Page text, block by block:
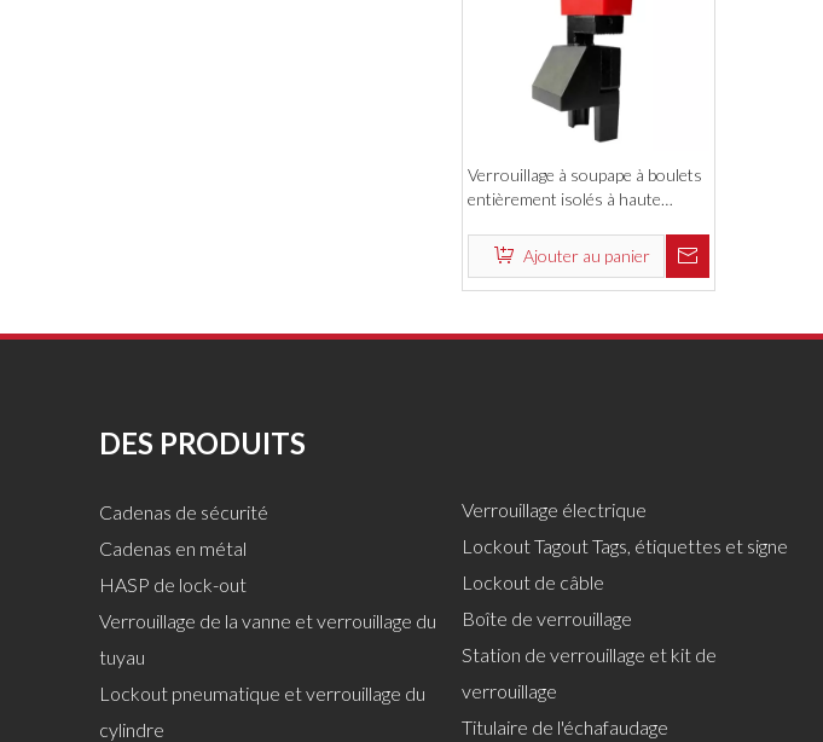
Verrouillage à soupape à boulets
entièrement isolés à haute
Ajouter au panier
DES PRODUITS
Cadenas de sécurité
Cadenas en métal
HASP de lock-out
Verrouillage de la vanne et verrouillage du
tuyau
Lockout pneumatique et verrouillage du
cylindre
Verrouillage électrique
Lockout Tagout Tags, étiquettes et signe
Lockout de câble
Boîte de verrouillage
Station de verrouillage et kit de
verrouillage
Titulaire de l'échafaudage